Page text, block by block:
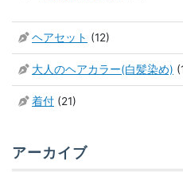
ヘアセット (12)
大人のヘアカラー(白髪染め)
着付 (21)
アーカイブ